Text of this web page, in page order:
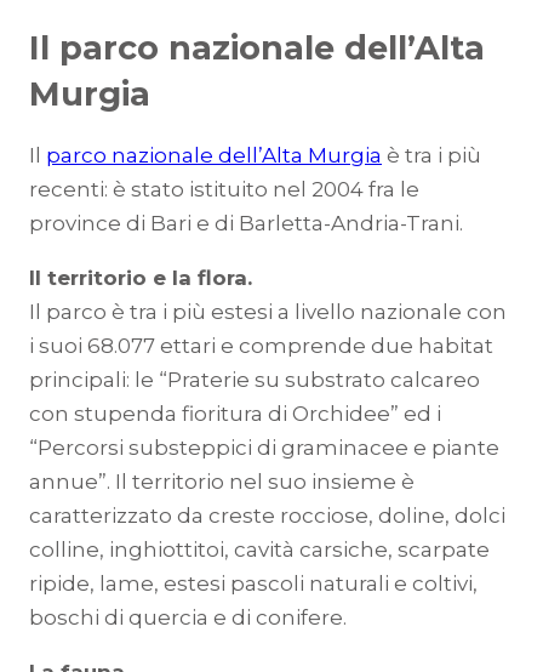
Il parco nazionale dell’Alta
Murgia
Il parco nazionale dell’Alta Murgia è tra i più
recenti: è stato istituito nel 2004 fra le
province di Bari e di Barletta-Andria-Trani.
Il territorio e la flora.
Il parco è tra i più estesi a livello nazionale con
i suoi 68.077 ettari e comprende due habitat
principali: le “Praterie su substrato calcareo
con stupenda fioritura di Orchidee” ed i
“Percorsi substeppici di graminacee e piante
annue”. Il territorio nel suo insieme è
caratterizzato da creste rocciose, doline, dolci
colline, inghiottitoi, cavità carsiche, scarpate
ripide, lame, estesi pascoli naturali e coltivi,
boschi di quercia e di conifere.